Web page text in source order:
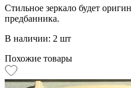
Стильное зеркало будет
предбанника.
В наличии: 2 шт
Похожие товары